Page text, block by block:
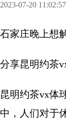
2023-07-20
石家庄晚上想
分享昆明约茶
昆明约茶vx体
中，人们对于